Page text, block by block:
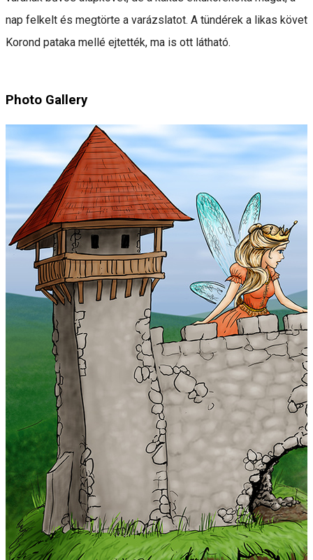
nap felkelt és megtörte a varázslatot. A tündérek a likas követ
Korond pataka mellé ejtették, ma is ott látható.
Photo Gallery